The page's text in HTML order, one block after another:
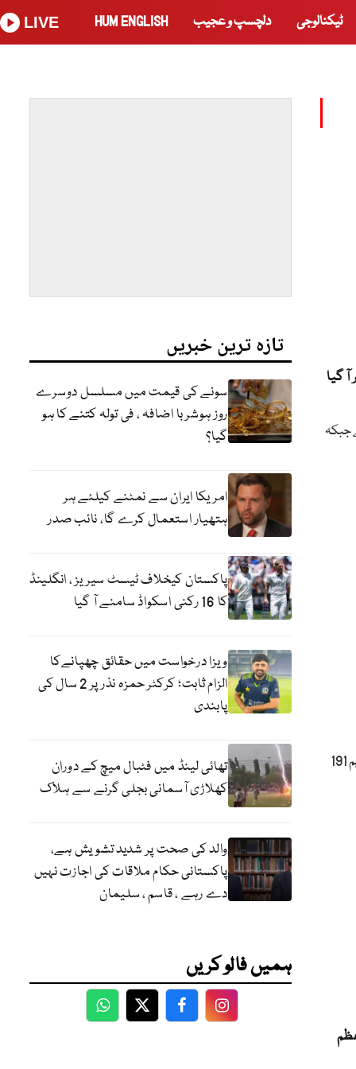
ٹیکنالوجی دلچسپ و عجیب HUM ENGLISH
LIVE
گیا
جبکہ
قومی ٹیم اپنی پہلی اننگز میں لمبا اسکور کرنے میں ناکام رہی اور پوری ٹیم 191
تازہ ترین خبریں
سونے کی قیمت میں مسلسل دوسرے
روز ہوشربا اضافہ ، فی تولہ کتنے کا ہو
گیا؟
امریکا ایران سے نمٹنے کیلئے ہر
ہتھیار استعمال کرے گا، نائب صدر
پاکستان کیخلاف ٹیسٹ سیریز ، انگلینڈ
کا 16 رکنی اسکواڈ سامنے آ گیا
ویزا درخواست میں حقائق چھپانےکا
الزام ثابت؛ کرکٹر حمزہ نذر پر 2 سال کی
پابندی
تھائی لینڈ میں فٹبال میچ کے دوران
کھلاڑی آسمانی بجلی گرنے سے ہلاک
والد کی صحت پر شدید تشویش ہے،
پاکستانی حکام ملاقات کی اجازت نہیں
دے رہے ، قاسم ، سلیمان
ہمیں فالو کریں
WhatsApp
TwitterFacebookFacebook